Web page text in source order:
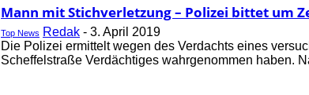
Mann mit Stichverletzung – Polizei bittet um
Top News Redak - 3. April 2019
Die Polizei ermittelt wegen des Verdachts eines
Scheffelstraße Verdächtiges wahrgenommen haben.